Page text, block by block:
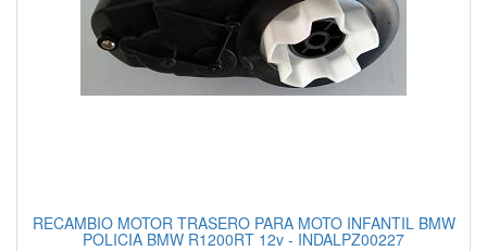
RECAMBIO MOTOR TRASERO PARA MOTO INFANTIL BMW
POLICIA BMW R1200RT 12v - INDALPZ00227